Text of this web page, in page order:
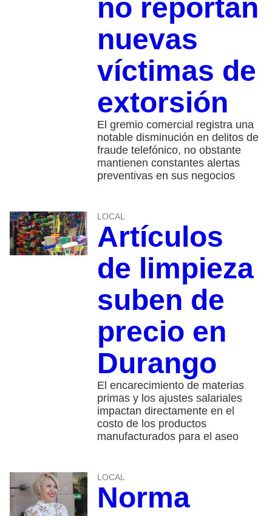
no reportan
nuevas
víctimas de
extorsión
El gremio comercial registra una
notable disminución en delitos de
fraude telefónico, no obstante
mantienen constantes alertas
preventivas en sus negocios
LOCAL
Artículos
de limpieza
suben de
precio en
Durango
El encarecimiento de materias
primas y los ajustes salariales
impactan directamente en el
costo de los productos
manufacturados para el aseo
LOCAL
Norma